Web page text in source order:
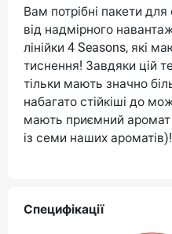
Вам потрібні пакети для
від надмірного
лінійки 4 Seasons, які
тиснення! Завдяки цій
тільки мають значно
набагато стійкіші до
мають приємний аромат
із семи наших ароматів)!
Специфікації